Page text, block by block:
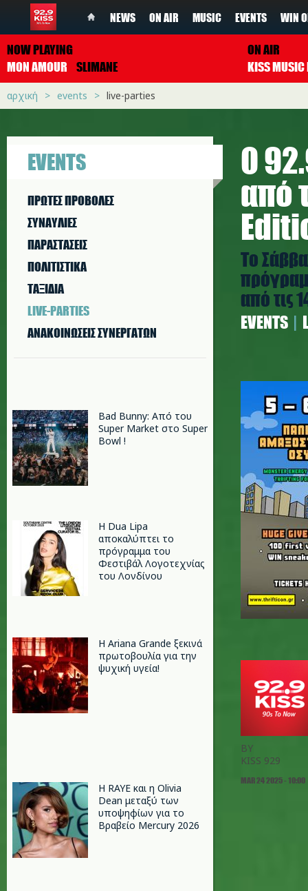
NEWS ON AIR MUSIC EVENTS WIN
NOW PLAYING
MON AMOUR
SLIMANE
ON AIR
αρχική events live-parties
EVENTS
ΠΡΩΤΕΣ ΠΡΟΒΟΛΕΣ
ΣΥΝΑΥΛΙΕΣ
ΠΑΡΑΣΤAΣΕΙΣ
ΠΟΛΙΤΙΣΤΙΚA
ΤΑΞΙΔΙΑ
LIVE-PARTIES
ΑΝΑΚΟΙΝΩΣΕΙΣ ΣΥΝΕΡΓΑΤΩΝ
Bad Bunny: Από του
Super Market στο Super
Bowl !
Η Dua Lipa
αποκαλύπτει το
πρόγραμμα του
Φεστιβάλ Λογοτεχνίας
του Λονδίνου
Η Ariana Grande ξεκινά
πρωτοβουλία για την
ψυχική υγεία!
Η RAYE και η Olivia
Dean μεταξύ των
υποψηφίων για το
Βραβείο Mercury 2026
Ο
από
To
από τις
EVENTS
BY
KISS 929
MAR 24 2025 - 10:00